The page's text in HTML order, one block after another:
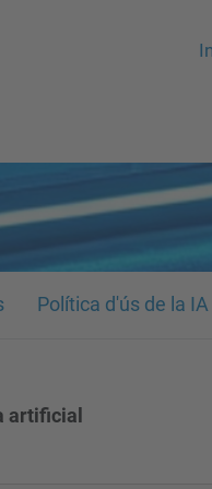
Política d'ús de la IA
artificial